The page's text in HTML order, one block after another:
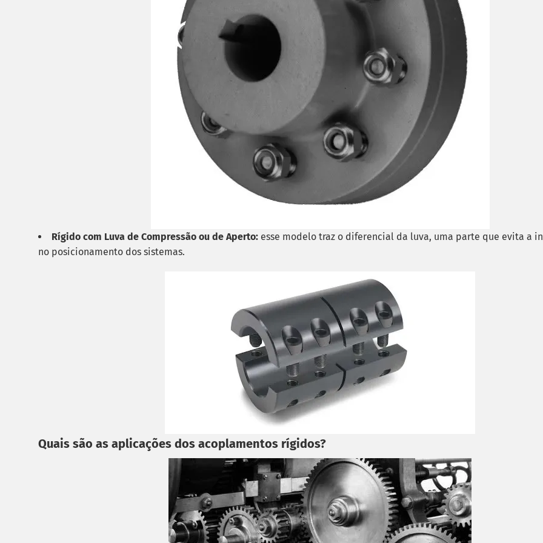
Rígido com Luva de Compressão ou de Aperto: esse modelo traz o diferencial da luva, uma parte que evita a
no posicionamento dos sistemas.
Quais são as aplicações dos acoplamentos rígidos?